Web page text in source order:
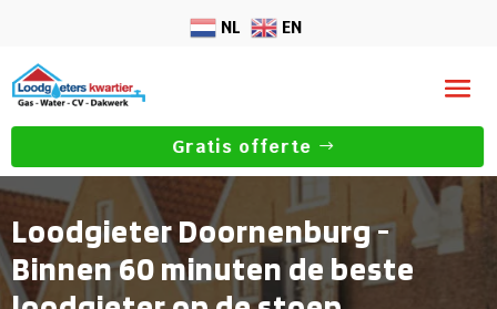
NL EN
Gratis offerte
Loodgieter Doornenburg -
Binnen 60 minuten de beste